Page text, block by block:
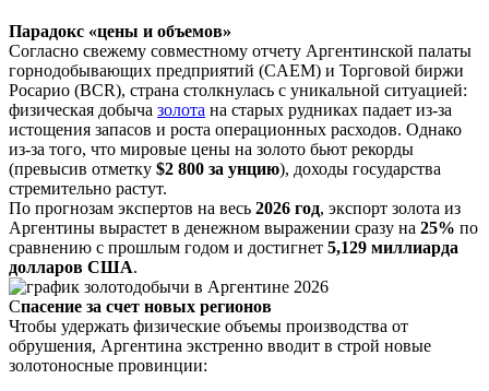
Парадокс «цены и объемов»
Согласно свежему совместному отчету Аргентинской палаты
горнодобывающих предприятий (CAEM) и Торговой биржи
Росарио (BCR), страна столкнулась с уникальной ситуацией:
физическая добыча золота на старых рудниках падает из-за
истощения запасов и роста операционных расходов. Однако
из-за того, что мировые цены на золото бьют рекорды
(превысив отметку $2 800 за унцию), доходы государства
стремительно растут.
По прогнозам экспертов на весь 2026 год, экспорт золота из
Аргентины вырастет в денежном выражении сразу на 25% по
сравнению с прошлым годом и достигнет 5,129 миллиарда
долларов США.
Спасение за счет новых регионов
Чтобы удержать физические объемы производства от
обрушения, Аргентина экстренно вводит в строй новые
золотоносные провинции: